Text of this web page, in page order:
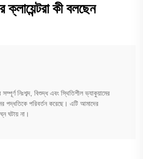
ক্লায়েন্টরা কী বলছেন
নিঃশব্দ, বিশুদ্ধ এবং স্থিতিশীল ভ্যাকুয়ামের
পদ্ধতিকে পরিবর্তন করেছে। এটি আমাদের
ঘটায় না।